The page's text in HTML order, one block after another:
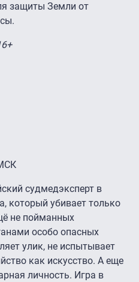
защиты Земли от
судмедэксперт в
который убивает только
не пойманных
особо опасных
улик, не испытывает
как искусство. А еще
личность. Игра в